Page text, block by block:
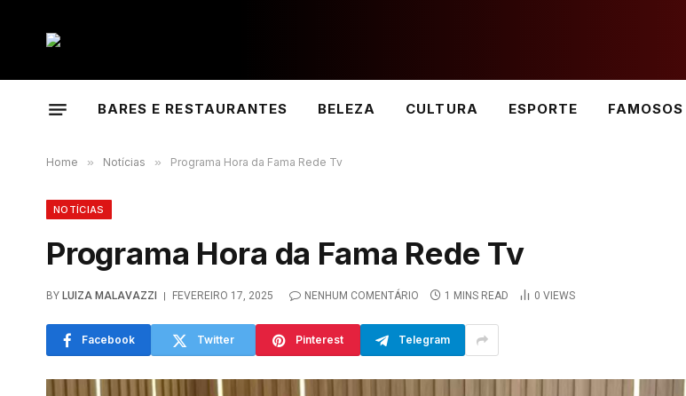
BARES E RESTAURANTES BELEZA CULTURA ESPORTE FAMOSOS
Home » Notícias » Programa Hora da Fama Rede Tv
NOTÍCIAS
Programa Hora da Fama Rede Tv
BY LUIZA MALAVAZZI FEVEREIRO 17, 2025 NENHUM COMENTÁRIO 1 MINS READ 0 VIEWS
Facebook Twitter Pinterest Telegram